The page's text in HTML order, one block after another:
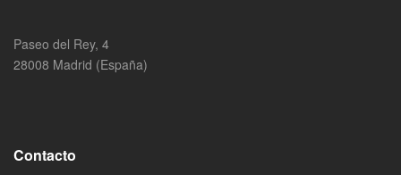
Paseo del Rey, 4
28008 Madrid (España)
Contacto